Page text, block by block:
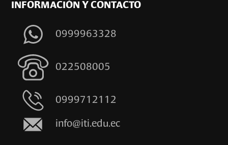
INFORMACIÓN Y CONTACTO
0999963328
022508005
0999712112
info@iti.edu.ec